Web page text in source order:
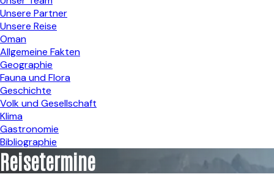
Unsere Partner
Unsere Reise
Oman
Allgemeine Fakten
Geographie
Fauna und Flora
Geschichte
Volk und Gesellschaft
Klima
Gastronomie
Bibliographie
Reisetermine